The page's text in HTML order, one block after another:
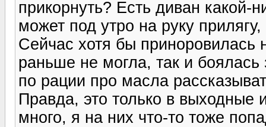
прикорнуть? Есть диван
может под утро на руку
Сейчас хотя бы приноровилась
раньше не могла, так и боялась
по рации про масла
Правда, это только в выходные
много, я на них что-то тоже